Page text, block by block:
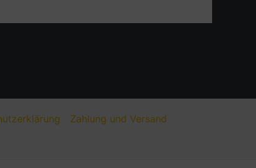
Zahlung und Versand